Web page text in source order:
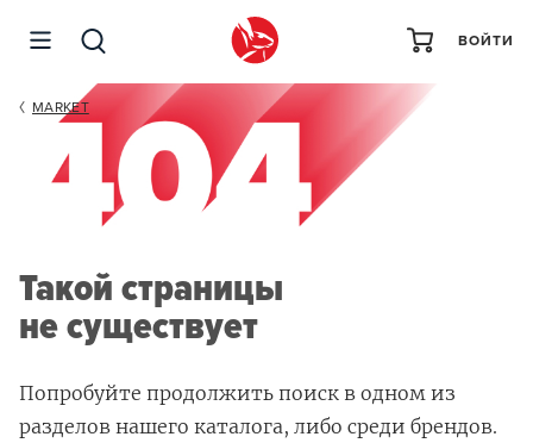
ВОЙТИ
MARKET
Такой страницы
не существует
Попробуйте продолжить поиск в одном из
разделов нашего каталога, либо среди брендов.